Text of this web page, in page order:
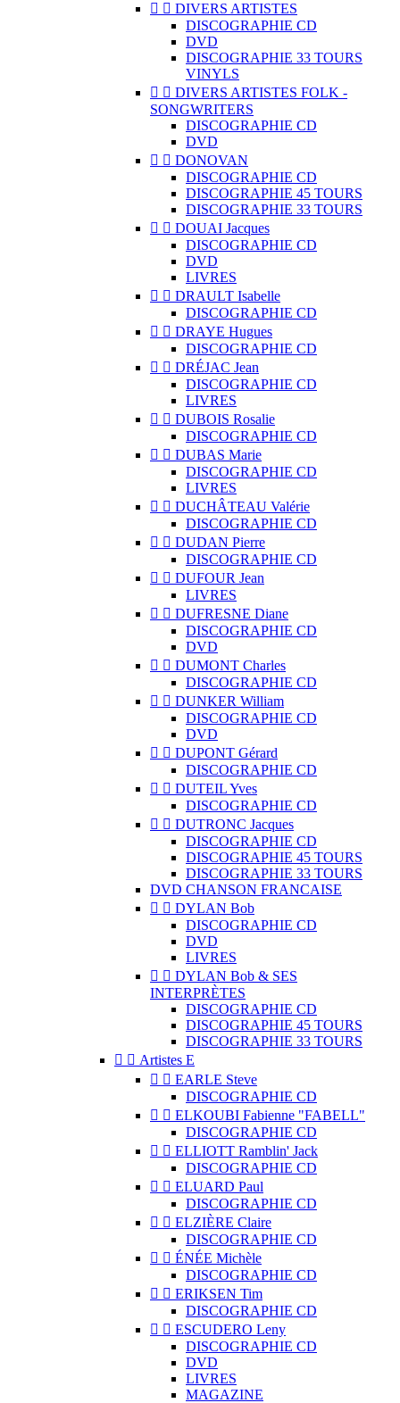
  DIVERS ARTISTES
DISCOGRAPHIE CD
DVD
DISCOGRAPHIE 33 TOURS
VINYLS
  DIVERS ARTISTES FOLK -
SONGWRITERS
DISCOGRAPHIE CD
DVD
  DONOVAN
DISCOGRAPHIE CD
DISCOGRAPHIE 45 TOURS
DISCOGRAPHIE 33 TOURS
  DOUAI Jacques
DISCOGRAPHIE CD
DVD
LIVRES
  DRAULT Isabelle
DISCOGRAPHIE CD
  DRAYE Hugues
DISCOGRAPHIE CD
  DRÉJAC Jean
DISCOGRAPHIE CD
LIVRES
  DUBOIS Rosalie
DISCOGRAPHIE CD
  DUBAS Marie
DISCOGRAPHIE CD
LIVRES
  DUCHÂTEAU Valérie
DISCOGRAPHIE CD
  DUDAN Pierre
DISCOGRAPHIE CD
  DUFOUR Jean
LIVRES
  DUFRESNE Diane
DISCOGRAPHIE CD
DVD
  DUMONT Charles
DISCOGRAPHIE CD
  DUNKER William
DISCOGRAPHIE CD
DVD
  DUPONT Gérard
DISCOGRAPHIE CD
  DUTEIL Yves
DISCOGRAPHIE CD
  DUTRONC Jacques
DISCOGRAPHIE CD
DISCOGRAPHIE 45 TOURS
DISCOGRAPHIE 33 TOURS
DVD CHANSON FRANCAISE
  DYLAN Bob
DISCOGRAPHIE CD
DVD
LIVRES
  DYLAN Bob & SES
INTERPRÈTES
DISCOGRAPHIE CD
DISCOGRAPHIE 45 TOURS
DISCOGRAPHIE 33 TOURS
  Artistes E
  EARLE Steve
DISCOGRAPHIE CD
  ELKOUBI Fabienne "FABELL"
DISCOGRAPHIE CD
  ELLIOTT Ramblin' Jack
DISCOGRAPHIE CD
  ELUARD Paul
DISCOGRAPHIE CD
  ELZIÈRE Claire
DISCOGRAPHIE CD
  ÉNÉE Michèle
DISCOGRAPHIE CD
  ERIKSEN Tim
DISCOGRAPHIE CD
  ESCUDERO Leny
DISCOGRAPHIE CD
DVD
LIVRES
MAGAZINE